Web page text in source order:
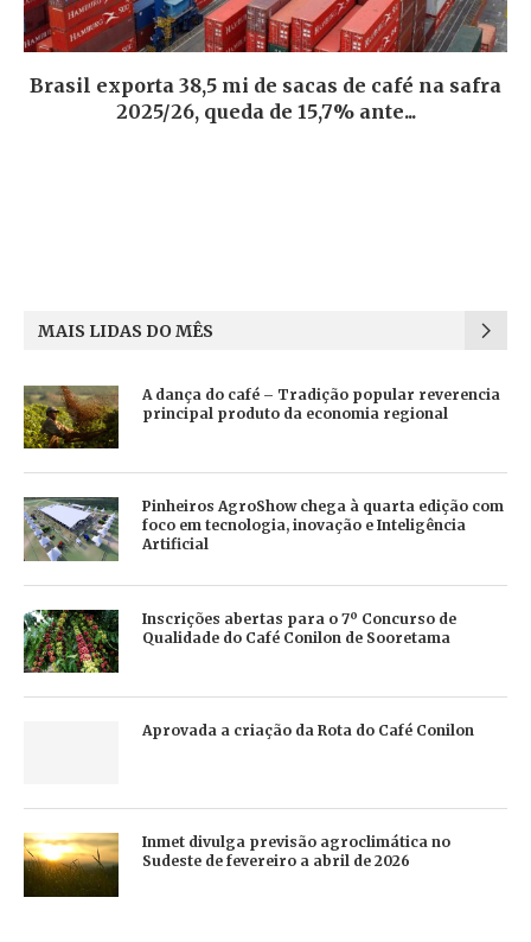
Brasil exporta 38,5 mi de sacas de café na safra
2025/26, queda de 15,7% ante...
MAIS LIDAS DO MÊS
A dança do café – Tradição popular reverencia
principal produto da economia regional
Pinheiros AgroShow chega à quarta edição com
foco em tecnologia, inovação e Inteligência
Artificial
Inscrições abertas para o 7º Concurso de
Qualidade do Café Conilon de Sooretama
Aprovada a criação da Rota do Café Conilon
Inmet divulga previsão agroclimática no
Sudeste de fevereiro a abril de 2026